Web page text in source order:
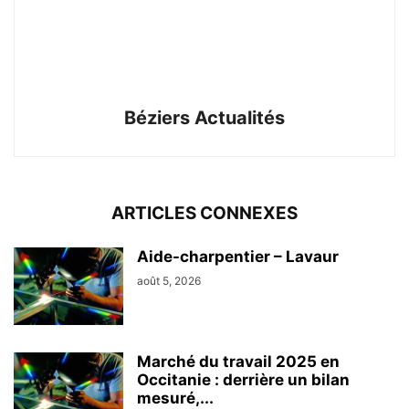
Béziers Actualités
ARTICLES CONNEXES
Aide-charpentier – Lavaur
août 5, 2026
Marché du travail 2025 en
Occitanie : derrière un bilan
mesuré,...